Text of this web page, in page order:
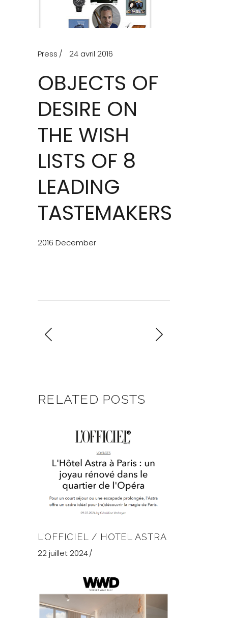
Press 24 avril 2016
OBJECTS OF
DESIRE ON
THE WISH
LISTS OF 8
LEADING
TASTEMAKERS
2016 December
RELATED POSTS
L’OFFICIEL / HOTEL ASTRA
22 juillet 2024